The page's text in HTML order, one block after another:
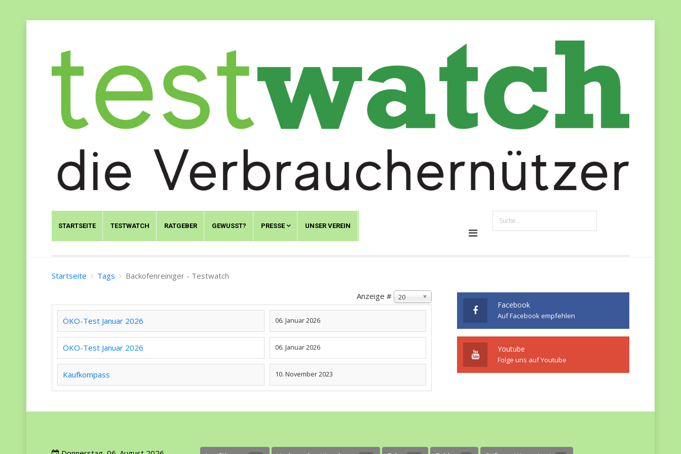
STARTSEITE TESTWATCH RATGEBER GEWUSST? PRESSE UNSER VEREIN
Startseite Tags
Backofenreiniger - Testwatch
Anzeige #
20
ÖKO-Test Januar 2026 06. Januar 2026
ÖKO-Test Januar 2026 06. Januar 2026
Kaufkompass 10. November 2023
Facebook
Auf Facebook empfehlen
Youtube
Folge uns auf Youtube